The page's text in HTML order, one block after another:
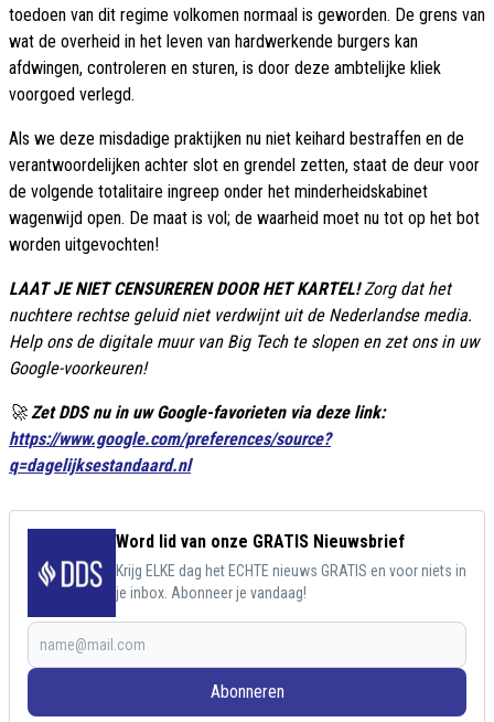
toedoen van dit regime volkomen normaal is geworden. De grens van
wat de overheid in het leven van hardwerkende burgers kan
afdwingen, controleren en sturen, is door deze ambtelijke kliek
voorgoed verlegd.
Als we deze misdadige praktijken nu niet keihard bestraffen en de
verantwoordelijken achter slot en grendel zetten, staat de deur voor
de volgende totalitaire ingreep onder het minderheidskabinet
wagenwijd open. De maat is vol; de waarheid moet nu tot op het bot
worden uitgevochten!
LAAT JE NIET CENSUREREN DOOR HET KARTEL!Zorg dat het
nuchtere rechtse geluid niet verdwijnt uit de Nederlandse media.
Help ons de digitale muur van Big Tech te slopen en zet ons in uw
Google-voorkeuren!
🚀 Zet DDS nu in uw Google-favorieten via deze link:
https://www.google.com/preferences/source?
q=dagelijksestandaard.nl
Word lid van onze GRATIS Nieuwsbrief
Krijg ELKE dag het ECHTE nieuws GRATIS en voor niets in
je inbox. Abonneer je vandaag!
Abonneren